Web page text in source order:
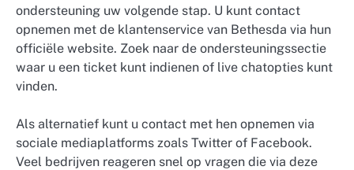
ondersteuning uw volgende stap. U kunt contact
opnemen met de klantenservice van Bethesda via hun
officiële website. Zoek naar de ondersteuningssectie
waar u een ticket kunt indienen of live chatopties kunt
vinden.
Als alternatief kunt u contact met hen opnemen via
sociale mediaplatforms zoals Twitter of Facebook.
Veel bedrijven reageren snel op vragen die via deze